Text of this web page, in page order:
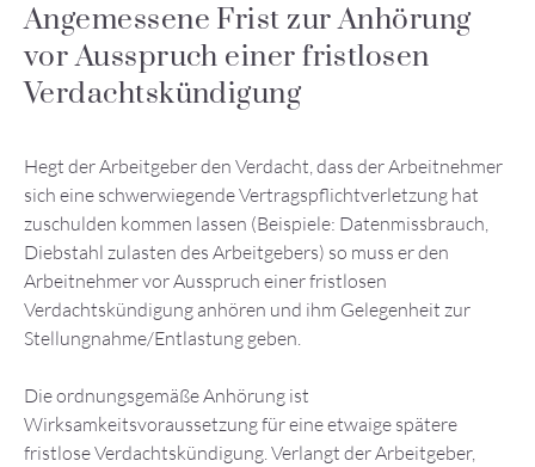
Angemessene Frist zur Anhörung
vor Ausspruch einer fristlosen
Verdachtskündigung
Hegt der Arbeitgeber den Verdacht, dass der Arbeitnehmer
sich eine schwerwiegende Vertragspflichtverletzung hat
zuschulden kommen lassen (Beispiele: Datenmissbrauch,
Diebstahl zulasten des Arbeitgebers) so muss er den
Arbeitnehmer vor Ausspruch einer fristlosen
Verdachtskündigung anhören und ihm Gelegenheit zur
Stellungnahme/Entlastung geben.
Die ordnungsgemäße Anhörung ist
Wirksamkeitsvoraussetzung für eine etwaige spätere
fristlose Verdachtskündigung. Verlangt der Arbeitgeber,